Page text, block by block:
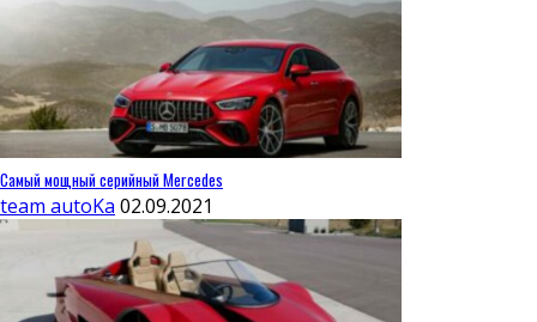
Самый мощный серийный Mercedes
team autoKa 02.09.2021